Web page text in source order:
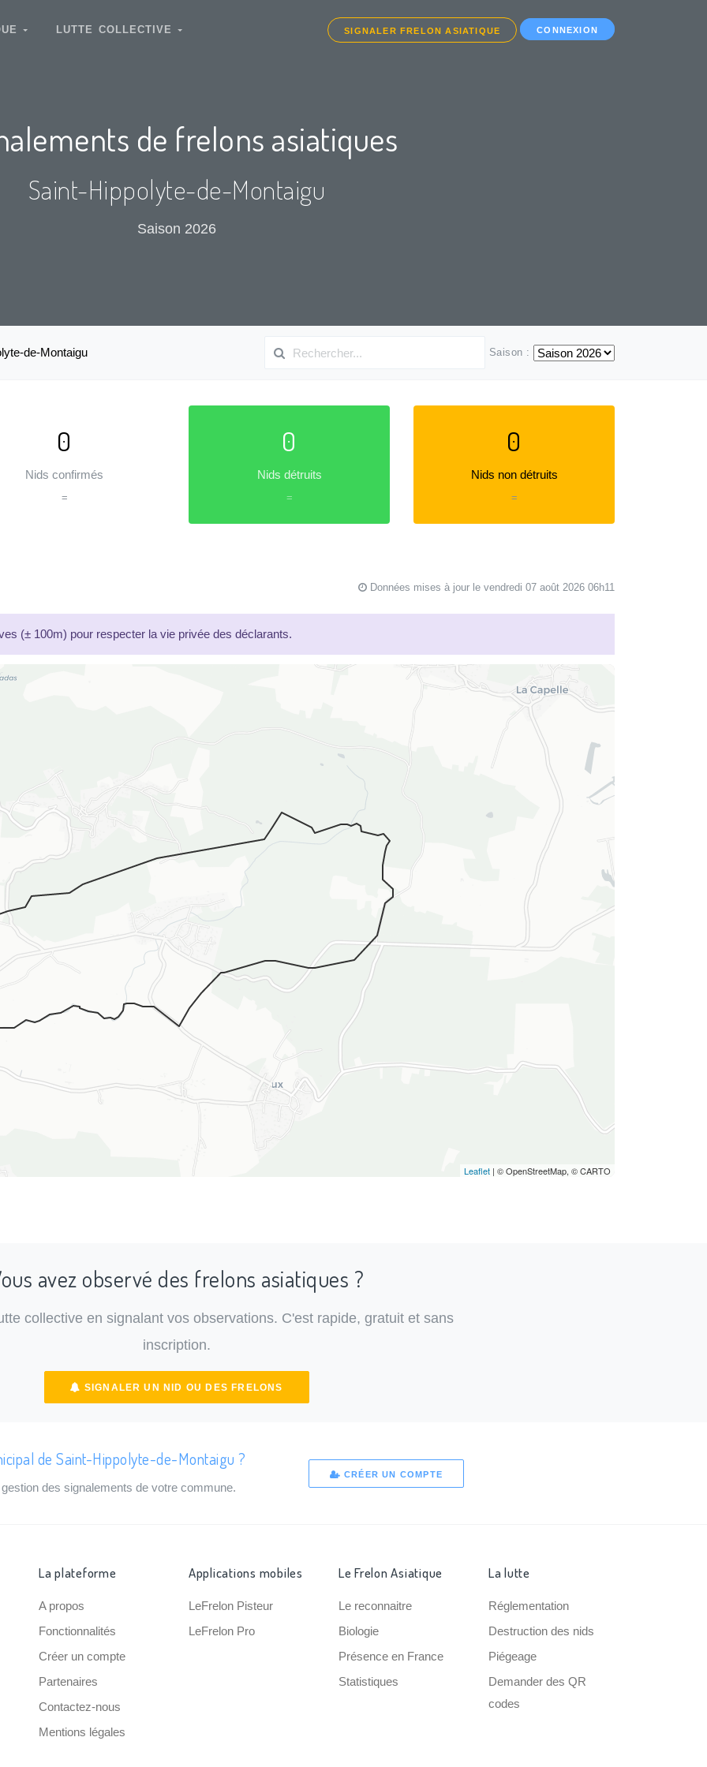
LUTTE COLLECTIVE SIGNALER FRELON ASIATIQUE CONNEXION
de frelons asiatiques
Saint-Hippolyte-de-Montaigu
Saison 2026
de-Montaigu Saison :
0
Nids confirmés
=
0
Nids détruits
=
0
Nids non détruits
=
Données mises à jour le vendredi 07 août 2026 06h11
(± 100m) pour respecter la vie privée des déclarants.
Leaflet | © OpenStreetMap, © CARTO
avez observé des frelons asiatiques ?
collective en signalant vos observations. C'est rapide, gratuit et sans
inscription.
SIGNALER UN NID OU DES FRELONS
de Saint-Hippolyte-de-Montaigu ?
des signalements de votre commune.
CRÉER UN COMPTE
La plateforme
A propos
Fonctionnalités
Créer un compte
Partenaires
Contactez-nous
Mentions légales
Applications mobiles
LeFrelon Pisteur
LeFrelon Pro
Le Frelon Asiatique
Le reconnaitre
Biologie
Présence en France
Statistiques
La lutte
Réglementation
Destruction des nids
Piégeage
Demander des QR
codes